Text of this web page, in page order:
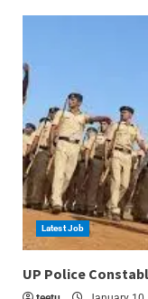
Latest Job
UP Police